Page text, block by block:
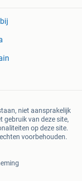
niet aansprakelijk
van deze site,
op deze site.
voorbehouden.